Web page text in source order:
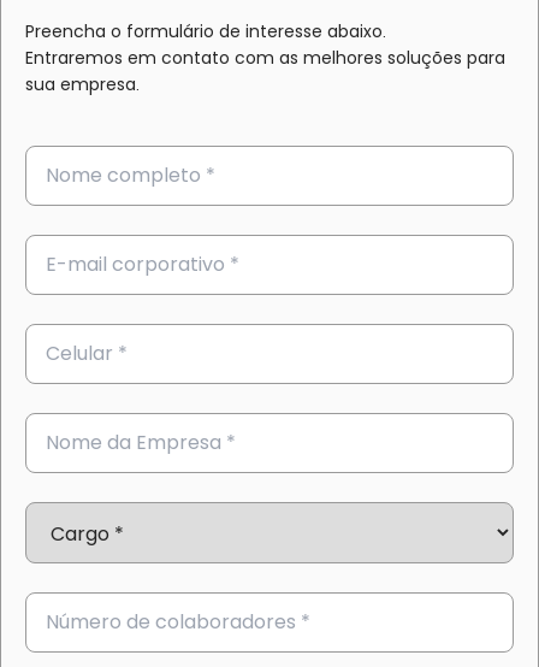
Preencha o formulário de interesse abaixo.
Entraremos em contato com as melhores soluções para
sua empresa.